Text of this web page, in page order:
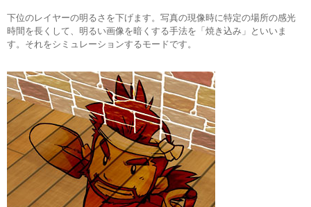
下位のレイヤーの明るさを下げます。写真の現像時に特定の場所の感光
時間を長くして、明るい画像を暗くする手法を「焼き込み」といいま
す。それをシミュレーションするモードです。